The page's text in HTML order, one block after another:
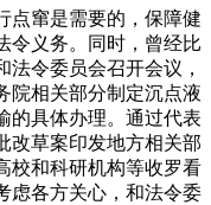
窜是需要的，保障健
令义务。同时，曾经比
令委员会召开会议，
院相关部分制定沉点液
的具体办理。通过代表
改草案印发地方相关部
校和科研机构等收罗看
虑各方关心，和法令委